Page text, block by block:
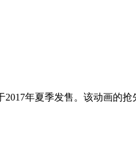
年夏季发售。该动画的抢